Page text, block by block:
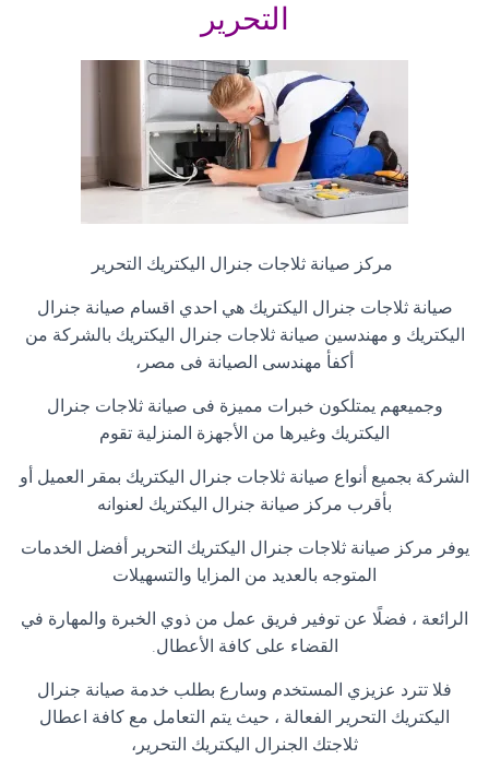
التحرير
مركز صيانة ثلاجات جنرال اليكتريك التحرير
صيانة ثلاجات جنرال اليكتريك هي احدي اقسام صيانة جنرال
اليكتريك و مهندسين صيانة ثلاجات جنرال اليكتريك بالشركة من
أكفأ مهندسى الصيانة فى مصر،
وجميعهم يمتلكون خبرات مميزة فى صيانة ثلاجات جنرال
اليكتريك وغيرها من الأجهزة المنزلية تقوم
الشركة بجميع أنواع صيانة ثلاجات جنرال اليكتريك بمقر العميل أو
بأقرب مركز صيانة جنرال اليكتريك لعنوانه
يوفر مركز صيانة ثلاجات جنرال اليكتريك التحرير أفضل الخدمات
المتوجه بالعديد من المزايا والتسهيلات
الرائعة ، فضلًا عن توفير فريق عمل من ذوي الخبرة والمهارة في
القضاء على كافة الأعطال.
فلا تترد عزيزي المستخدم وسارع بطلب خدمة صيانة جنرال
اليكتريك التحرير الفعالة ، حيث يتم التعامل مع كافة اعطال
ثلاجتك الجنرال اليكتريك التحرير،